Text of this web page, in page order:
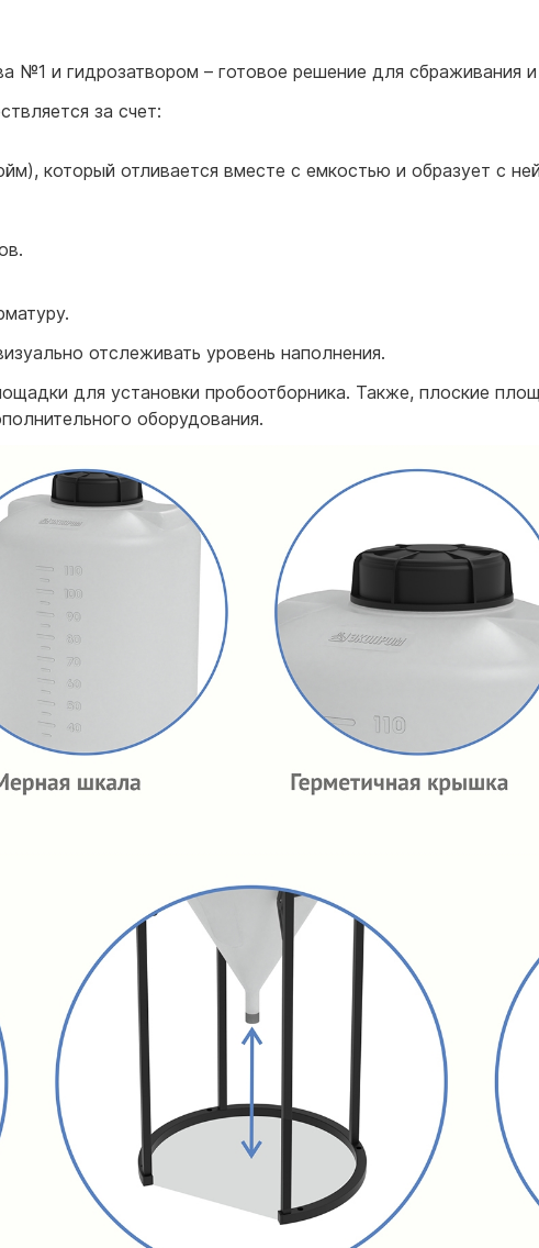
и гидрозатвором – готовое решение для сбраживания
за счет:
который отливается вместе с емкостью и образует с
отслеживать уровень наполнения.
для установки пробоотборника. Также, плоские
оборудования.